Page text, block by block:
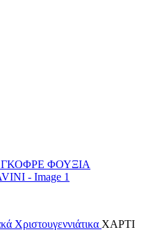
Χριστουγεννιάτικα ΧΑΡΤΙ